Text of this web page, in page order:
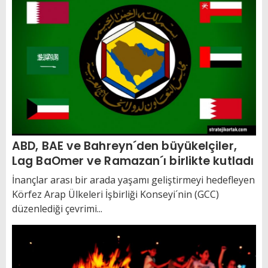
ABD, BAE ve Bahreyn´den büyükelçiler,
Lag BaOmer ve Ramazan´ı birlikte kutladı
İnançlar arası bir arada yaşamı geliştirmeyi hedefleyen
Körfez Arap Ülkeleri İşbirliği Konseyi´nin (GCC)
düzenlediği çevrimi...